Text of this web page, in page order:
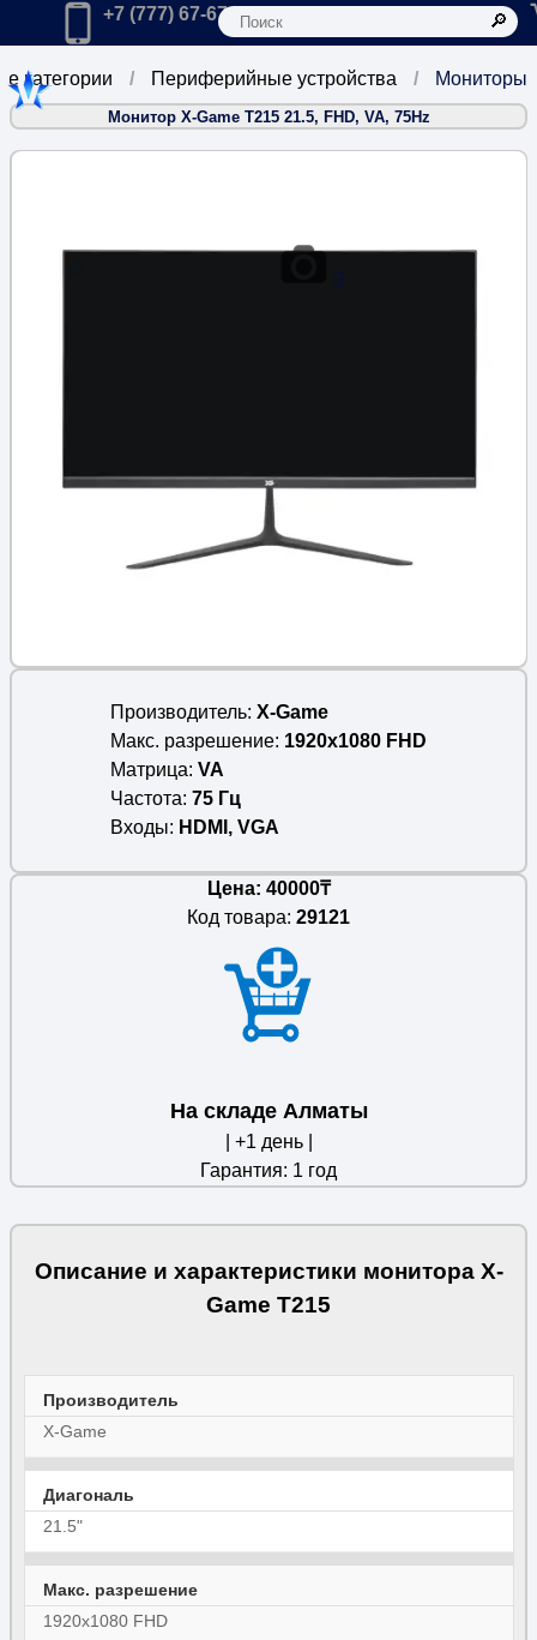
Главная
Позвонить в компанию по телефону:
+7 (777) 67-67-666
Мониторы
Периферийные устройства
категории
Монитор X-Game T215 21.5, FHD, VA, 75Hz
Производитель X-Game
Макс. разрешение 1920x1080 FHD
Матрица VA
Частота 75 Гц
Входы
HDMI, VGA
Цена: 40000₸
Код товара: 29121
На складе Алматы
| +1 день |
Гарантия: 1 год
Описание и характеристики монитора X-
Game T215
Производитель
X-Game
Диагональ
21.5"
Макс. разрешение
1920x1080 FHD